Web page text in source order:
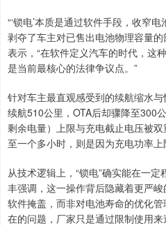
“‘锁电’本质是通过软件手段，收窄
剥夺了车主对已售出电池物理容量
表示，“在软件定义汽车的时代，这
是当前最核心的法律争议点。”
针对车主最直观感受到的续航缩水
续航510公里，OTA后却骤降至300
剩余电量）上限与充电截止电压被
至一个多小时，则是因为充电功率上
从技术逻辑上，“锁电”确实能在一
丰强调，这一操作背后隐藏着更严
软件掩盖，而非对电池寿命的优化
在的问题，厂家只是通过限制使用来